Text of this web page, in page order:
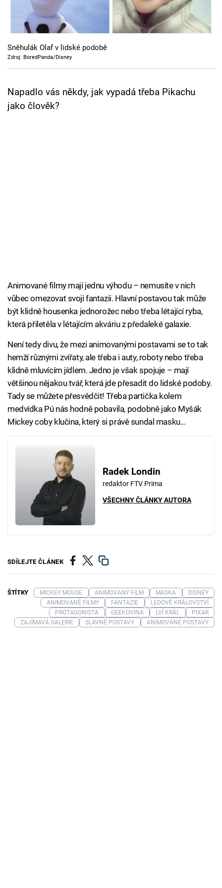
Cool Esport
Pořady
TV Program
Sněhulák Olaf v lidské podobě
Zdroj: BoredPanda/Disney
Napadlo vás někdy, jak vypadá třeba Pikachu
jako člověk?
Animované filmy mají jednu výhodu – nemusíte v nich
vůbec omezovat svoji fantazii. Hlavní postavou tak může
být klidně housenka jednorožec nebo třeba létající ryba,
která přiletěla v létajícím akváriu z předaleké galaxie.
Není tedy divu, že mezi animovanými postavami se to tak
hemží různými zvířaty, ale třeba i auty, roboty nebo třeba
klidně mluvícím jídlem. Jedno je však spojuje – mají
většinou nějakou tvář, která jde přesadit do lidské podoby.
Tady se můžete přesvědčit! Třeba partička kolem
medvídka Pú nás hodně pobavila, podobně jako Myšák
Mickey coby klučina, který si právě sundal masku...
Radek Londin
redaktor FTV Prima
VŠECHNY ČLÁNKY AUTORA
SDÍLEJTE ČLÁNEK
ŠTÍTKY MICKEY MOUSE ANIMOVANÝ FILM MASKA
DISNEY
ANIMOVANÉ FILMY
FANTAZIE
LEDOVÉ KRÁLOVSTVÍ
PROTAGONISTA
GEEKOVINA LVÍ KRÁL
PIXAR
ZAJÍMAVÁ GALERIE
SLAVNÉ POSTAVY ANIMOVANÉ POSTAVY